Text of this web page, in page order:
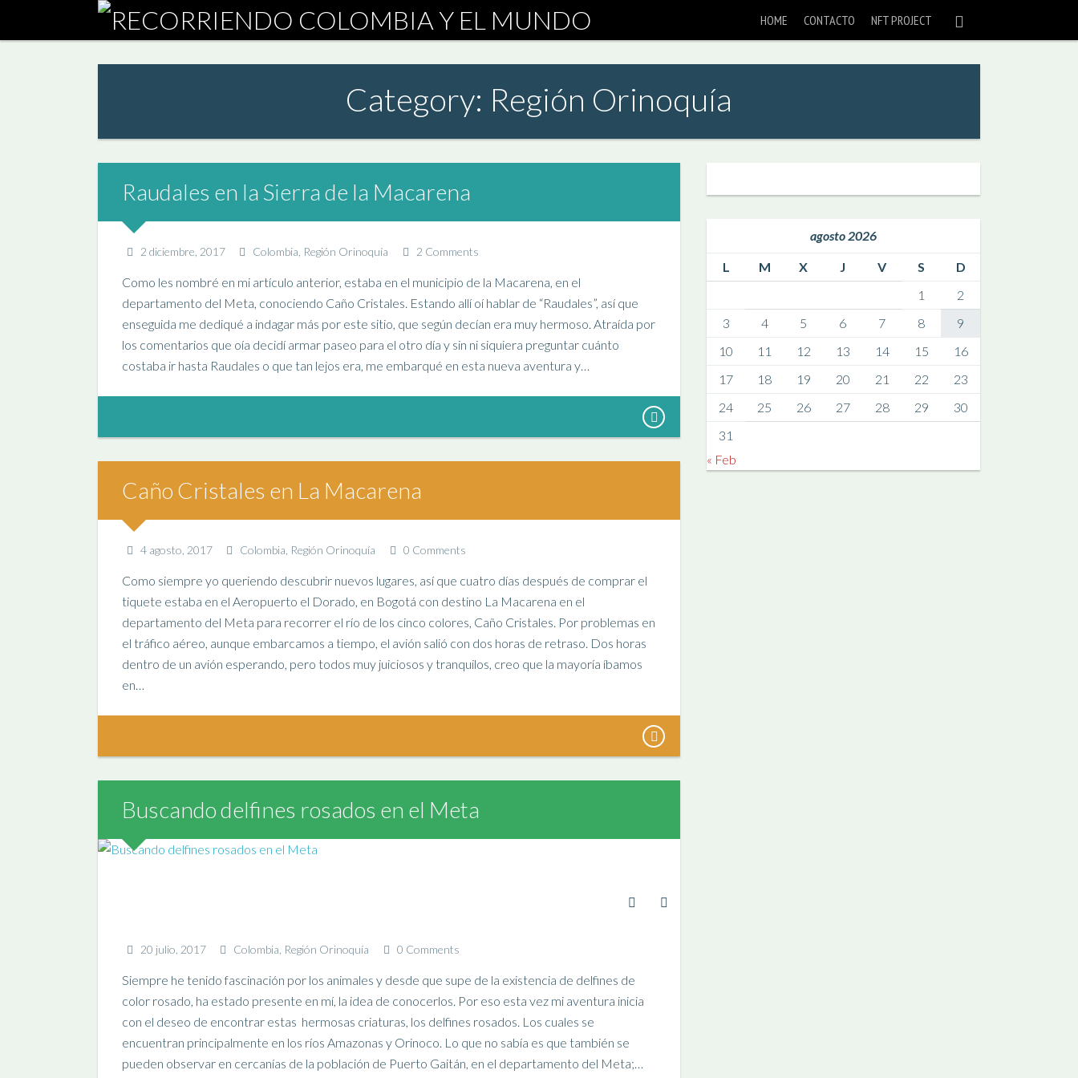
HOME CONTACTO NFT PROJECT
Category: Región Orinoquía
Raudales en la Sierra de la Macarena
2 diciembre, 2017 Colombia Región Orinoquía 2 Comments
Como les nombré en mi artículo anterior, estaba en el municipio de la Macarena, en el
departamento del Meta, conociendo Caño Cristales. Estando allí oí hablar de “Raudales”, así que
enseguida me dediqué a indagar más por este sitio, que según decían era muy hermoso. Atraída por
los comentarios que oía decidí armar paseo para el otro día y sin ni siquiera preguntar cuánto
costaba ir hasta Raudales o que tan lejos era, me embarqué en esta nueva aventura y…
Caño Cristales en La Macarena
4 agosto, 2017 Colombia Región Orinoquía 0 Comments
Como siempre yo queriendo descubrir nuevos lugares, así que cuatro días después de comprar el
tiquete estaba en el Aeropuerto el Dorado, en Bogotá con destino La Macarena en el
departamento del Meta para recorrer el río de los cinco colores, Caño Cristales. Por problemas en
el tráfico aéreo, aunque embarcamos a tiempo, el avión salió con dos horas de retraso. Dos horas
dentro de un avión esperando, pero todos muy juiciosos y tranquilos, creo que la mayoría íbamos
en…
Buscando delfines rosados en el Meta
20 julio, 2017 Colombia Región Orinoquía 0 Comments
Siempre he tenido fascinación por los animales y desde que supe de la existencia de delfines de
color rosado, ha estado presente en mí, la idea de conocerlos. Por eso esta vez mi aventura inicia
con el deseo de encontrar estas hermosas criaturas, los delfines rosados. Los cuales se
encuentran principalmente en los ríos Amazonas y Orinoco. Lo que no sabía es que también se
pueden observar en cercanías de la población de Puerto Gaitán, en el departamento del Meta;…
agosto 2026
L M X J V S
D
1
2
3
4 5 6 7 8
9
10
11 12 13 14 15
16
17
18 19 20 21 22
23
24
25 26 27 28 29
30
31
« Feb